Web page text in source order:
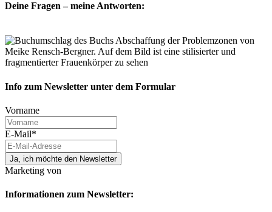
Deine Fragen – meine Antworten:
Info zum Newsletter unter dem Formular
Vorname
E-Mail*
Ja, ich möchte den Newsletter
Marketing von
Informationen zum Newsletter: